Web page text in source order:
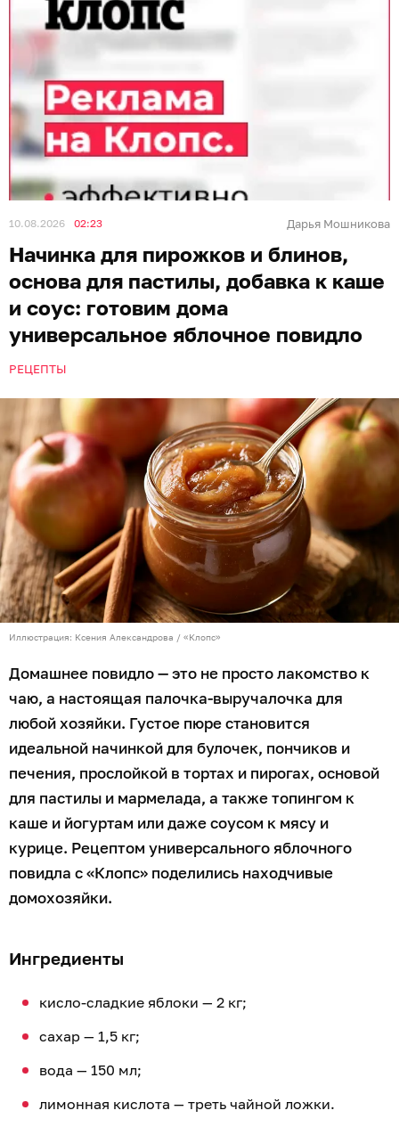
10.08.2026 02:23 Дарья Мошникова
Начинка для пирожков и блинов,
основа для пастилы, добавка к каше
и соус: готовим дома
универсальное яблочное повидло
РЕЦЕПТЫ
Иллюстрация: Ксения Александрова / «Клопс»
Домашнее повидло — это не просто лакомство к
чаю, а настоящая палочка-выручалочка для
любой хозяйки. Густое пюре становится
идеальной начинкой для булочек, пончиков и
печения, прослойкой в тортах и пирогах, основой
для пастилы и мармелада, а также топингом к
каше и йогуртам или даже соусом к мясу и
курице. Рецептом универсального яблочного
повидла с «Клопс» поделились находчивые
домохозяйки.
Ингредиенты
кисло-сладкие яблоки — 2 кг;
сахар — 1,5 кг;
вода — 150 мл;
лимонная кислота — треть чайной ложки.